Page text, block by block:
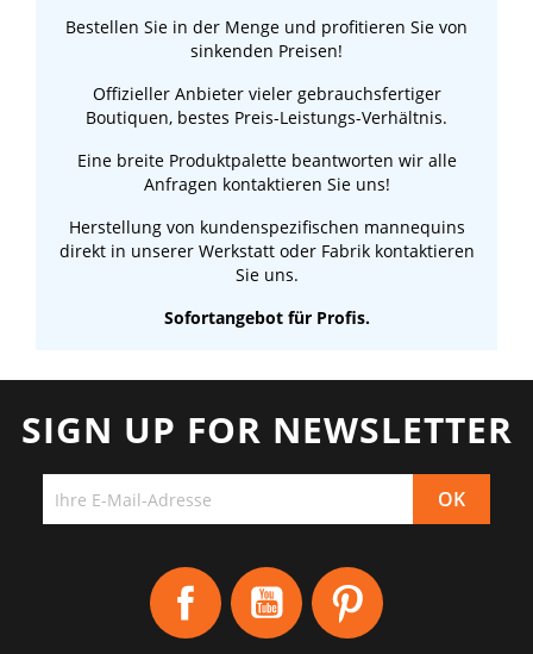
Bestellen Sie in der Menge und profitieren Sie von
sinkenden Preisen!
Offizieller Anbieter vieler gebrauchsfertiger
Boutiquen, bestes Preis-Leistungs-Verhältnis.
Eine breite Produktpalette beantworten wir alle
Anfragen kontaktieren Sie uns!
Herstellung von kundenspezifischen mannequins
direkt in unserer Werkstatt oder Fabrik kontaktieren
Sie uns.
Sofortangebot für Profis.
SIGN UP FOR NEWSLETTER
Facebook YouTube